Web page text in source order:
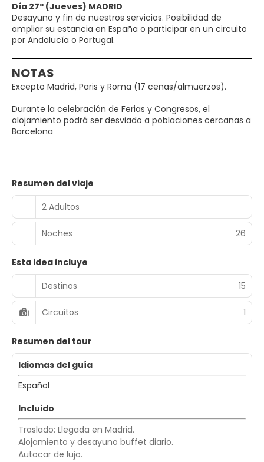
Día 27º (Jueves) MADRID
Desayuno y fin de nuestros servicios. Posibilidad de
ampliar su estancia en España o participar en un circuito
por Andalucía o Portugal.
NOTAS
Excepto Madrid, Paris y Roma (17 cenas/almuerzos).
Durante la celebración de Ferias y Congresos, el
alojamiento podrá ser desviado a poblaciones cercanas a
Barcelona
Resumen del viaje
2 Adultos
Noches 26
Esta idea incluye
Destinos
15
Circuitos 1
Resumen del tour
Idiomas del guía
Español
Incluido
Traslado: Llegada en Madrid.
Alojamiento y desayuno buffet diario.
Autocar de lujo.